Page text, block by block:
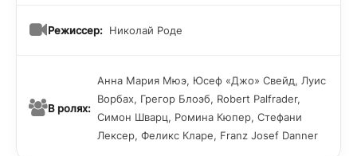
Режиссер: Николай Роде
В ролях:
Анна Мария Мюэ, Юсеф «Джо» Свейд, Луис
Ворбах, Грегор Блоэб, Robert Palfrader,
Симон Шварц, Ромина Кюпер, Стефани
Лексер, Феликс Кларе, Franz Josef Danner